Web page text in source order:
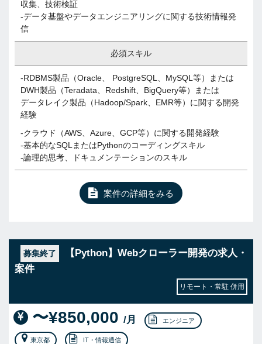
収集、技術検証
-データ基盤やデータエンジニアリングに関する技術情報発
信
必須スキル
-RDBMS製品（Oracle、 PostgreSQL、MySQL等）または
DWH製品（Teradata、Redshift、BigQuery等）または
データレイク製品（Hadoop/Spark、EMR等）に関する開発
経験
-クラウド（AWS、Azure、GCP等）に関する開発経験
-基本的なSQLまたはPythonのコーディングスキル
-論理的思考、ドキュメンテーションのスキル
案件の詳細をみる
募集終了
【Python】Webクローラー開発の求人・
案件
リモート・常駐 併用
〜¥850,000 /月 エンジニア
東京都 IT・情報通信